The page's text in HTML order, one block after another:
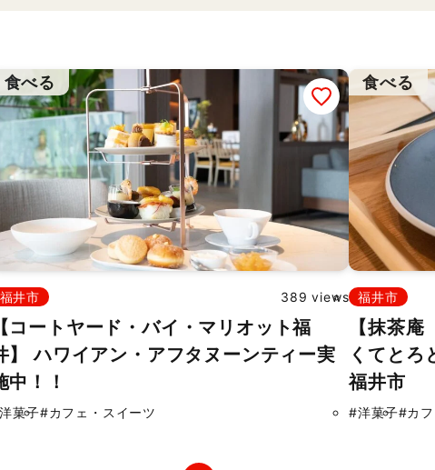
福井市 389 views
【コートヤード・バイ・マリオット福
】 ハワイアン・アフタヌーンティー実
中！！
菓子#カフェ・スイーツ
食べる
福井市
【抹茶
くてとろ
福井市
#洋菓子#カ
食べる